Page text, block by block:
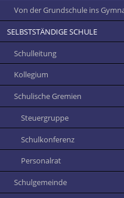
Von der Grundschule ins
SELBSTSTÄNDIGE SCHULE
Schulleitung
Kollegium
Schulische Gremien
Steuergruppe
Schulkonferenz
Personalrat
Schulgemeinde